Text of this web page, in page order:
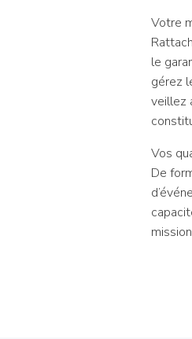
Votre
le
gérez
veillez
Vos
De